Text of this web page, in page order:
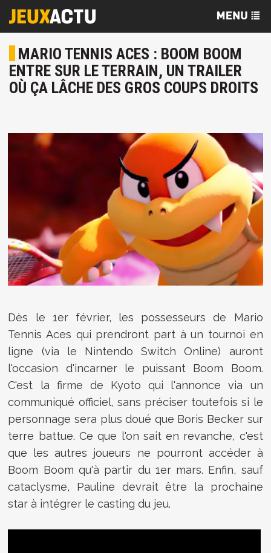
MARIO TENNIS ACES : BOOM BOOM
ENTRE SUR LE TERRAIN, UN TRAILER
OÙ ÇA LÂCHE DES GROS COUPS DROITS
Dès le 1er février, les possesseurs de Mario
Tennis Aces qui prendront part à un tournoi en
ligne (via le Nintendo Switch Online) auront
l'occasion d'incarner le puissant Boom Boom.
C'est la firme de Kyoto qui l'annonce via un
communiqué officiel, sans préciser toutefois si le
personnage sera plus doué que Boris Becker sur
terre battue. Ce que l'on sait en revanche, c'est
que les autres joueurs ne pourront accéder à
Boom Boom qu'à partir du 1er mars. Enfin, sauf
cataclysme, Pauline devrait être la prochaine
star à intégrer le casting du jeu.